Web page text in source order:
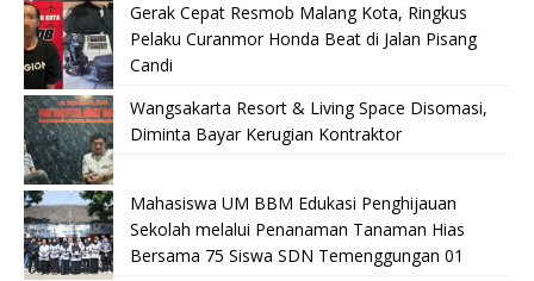
Gerak Cepat Resmob Malang Kota, Ringkus
Pelaku Curanmor Honda Beat di Jalan Pisang
Candi
Wangsakarta Resort & Living Space Disomasi,
Diminta Bayar Kerugian Kontraktor
Mahasiswa UM BBM Edukasi Penghijauan
Sekolah melalui Penanaman Tanaman Hias
Bersama 75 Siswa SDN Temenggungan 01